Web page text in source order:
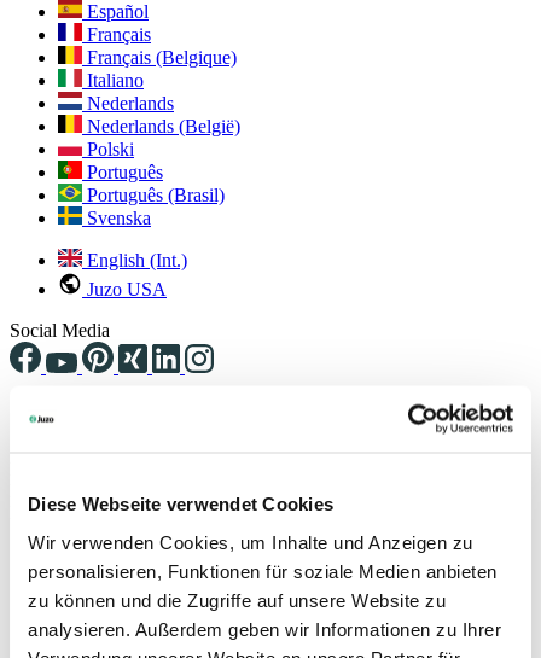
Diese Webseite verwendet Cookies
Wir verwenden Cookies, um Inhalte und Anzeigen zu
personalisieren, Funktionen für soziale Medien anbieten
zu können und die Zugriffe auf unsere Website zu
analysieren. Außerdem geben wir Informationen zu Ihrer
Español
Français
Français (Belgique)
Italiano
Nederlands
Nederlands (België)
Polski
Português
Português (Brasil)
Svenska
English (Int.)
Juzo USA
Social Media
Kontaktdaten finden Sie untenstehend.